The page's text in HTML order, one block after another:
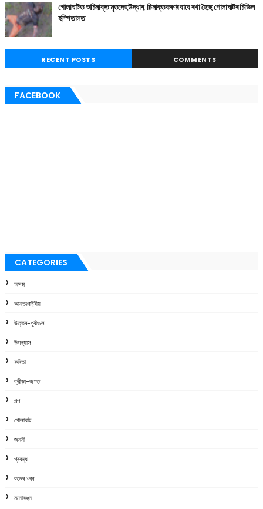
গোলাঘাটত অচিনাক্ত মৃতদেহ উদ্ধাৰ, চিনাক্তকৰণৰ বাবে ৰখা হৈছে গোলাঘাটৰ চিভিল
হস্পিতালত
RECENT POSTS COMMENTS
FACEBOOK
CATEGORIES
অসম
আন্তঃৰাষ্ট্ৰীয়
উত্তৰ-পূৰ্বাঞ্চল
উপন্যাস
কবিতা
ক্রীড়া-জগত
গল্প
গোলাঘাট
জননী
প্ৰবন্ধ
বতৰৰ খবৰ
মনোৰঞ্জন